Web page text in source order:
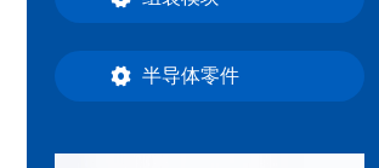
半导体零件